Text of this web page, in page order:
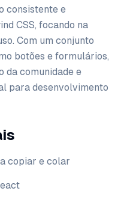
consistente e
CSS, focando na
Com um conjunto
botões e formulários,
da comunidade e
para desenvolvimento
copiar e colar